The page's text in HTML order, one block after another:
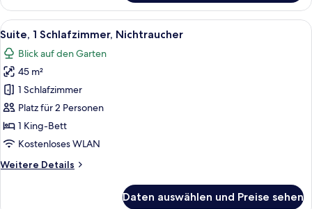
Suite,
2 Doppelbetten
Alle
Fotos
für
Suite,
Schlafzimmer,
Nichtraucher
anzeigen
Ein Hotelzimmer mit Holz-Kopfteil,
4
Suite, 1 Schlafzimmer, Nichtraucher
Blick auf den Garten
45 m²
1 Schlafzimmer
Platz für 2 Personen
1 King-Bett
Kostenloses WLAN
Weitere Details
Weitere
Daten auswählen und Preise sehen